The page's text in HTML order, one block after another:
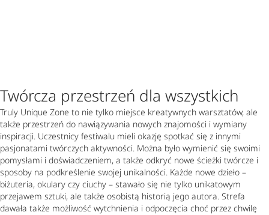
Twórcza przestrzeń dla wszystkich
Truly Unique Zone to nie tylko miejsce kreatywnych warsztatów, ale
także przestrzeń do nawiązywania nowych znajomości i wymiany
inspiracji. Uczestnicy festiwalu mieli okazję spotkać się z innymi
pasjonatami twórczych aktywności. Można było wymienić się swoimi
pomysłami i doświadczeniem, a także odkryć nowe ścieżki twórcze i
sposoby na podkreślenie swojej unikalności. Każde nowe dzieło –
biżuteria, okulary czy ciuchy – stawało się nie tylko unikatowym
przejawem sztuki, ale także osobistą historią jego autora. Strefa
dawała także możliwość wytchnienia i odpoczęcia choć przez chwilę